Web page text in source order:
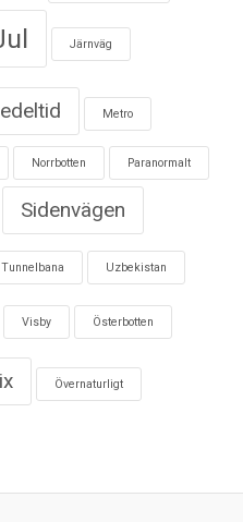
Järnväg
Metro
Norrbotten Paranormalt
Sidenvägen
Tunnelbana Uzbekistan
Visby Österbotten
Övernaturligt